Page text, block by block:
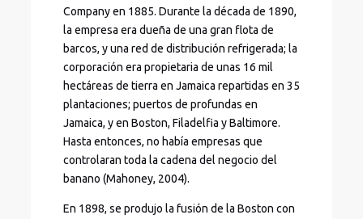
Company en 1885. Durante la década de 1890,
la empresa era dueña de una gran flota de
barcos, y una red de distribución refrigerada; la
corporación era propietaria de unas 16 mil
hectáreas de tierra en Jamaica repartidas en 35
plantaciones; puertos de profundas en
Jamaica, y en Boston, Filadelfia y Baltimore.
Hasta entonces, no había empresas que
controlaran toda la cadena del negocio del
banano (Mahoney, 2004).
En 1898, se produjo la fusión de la Boston con